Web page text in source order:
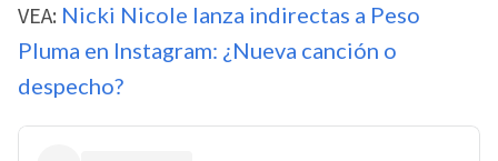
VEA: Nicki Nicole lanza indirectas a Peso
Pluma en Instagram: ¿Nueva canción o
despecho?